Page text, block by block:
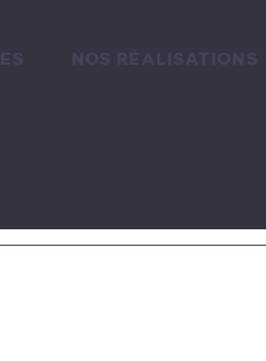
NOS RÉALISATIONS